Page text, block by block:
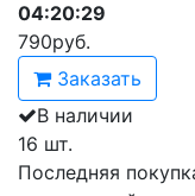
04:20:29
790руб.
Заказать
В наличии
16 шт.
Последняя